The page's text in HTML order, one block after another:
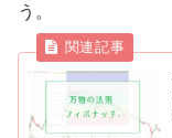
う。